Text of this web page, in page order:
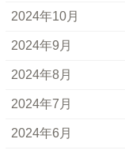
2024年10月
2024年9月
2024年8月
2024年7月
2024年6月